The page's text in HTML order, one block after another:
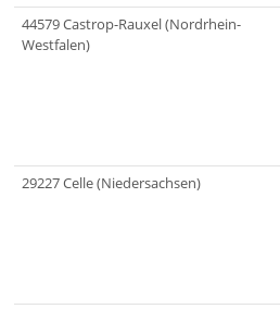
44579 Castrop-Rauxel (Nordrhein-
Westfalen)
29227 Celle (Niedersachsen)